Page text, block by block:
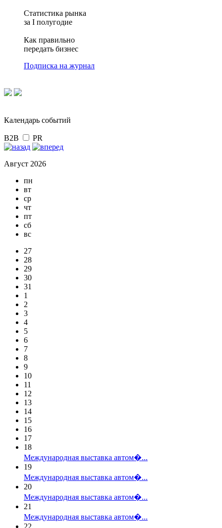
Статистика рынка
за I полугодие
Как правильно
передать бизнес
Подписка на журнал
Календарь событий
B2B PR
Август 2026
пн
вт
ср
чт
пт
сб
вс
27
28
29
30
31
1
2
3
4
5
6
7
8
9
10
11
12
13
14
15
16
17
18
Международная выставка автом�...
19
Международная выставка автом�...
20
Международная выставка автом�...
21
Международная выставка автом�...
22